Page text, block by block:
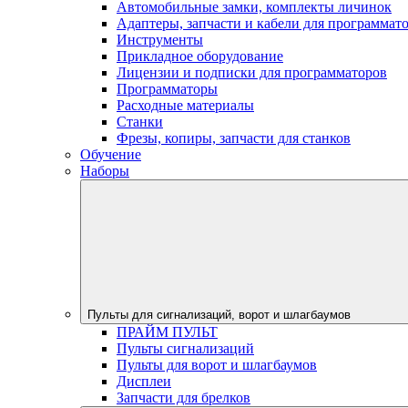
Автомобильные замки, комплекты личинок
Адаптеры, запчасти и кабели для
Инструменты
Прикладное оборудование
Лицензии и подписки для программаторов
Программаторы
Расходные материалы
Станки
Фрезы, копиры, запчасти для станков
Обучение
Наборы
Пульты для сигнализаций, ворот и шлагбаумов
ПРАЙМ ПУЛЬТ
Пульты сигнализаций
Пульты для ворот и шлагбаумов
Дисплеи
Запчасти для брелков